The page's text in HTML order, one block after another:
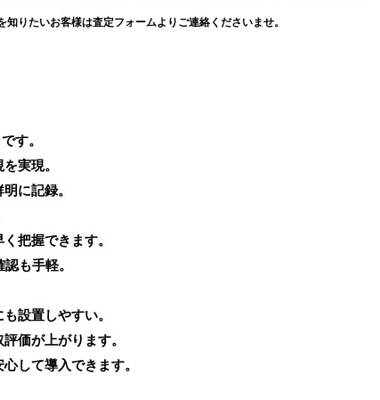
りたいお客様は査定フォームよりご連絡くださいませ。
す。
実現。
に記録。
把握できます。
も手軽。
設置しやすい。
価が上がります。
して導入できます。